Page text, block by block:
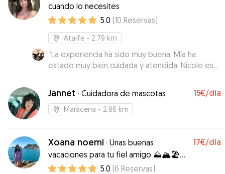
cuando lo necesites
5.0 (10 Reservas)
Atarfe - 2.79 km
“La experiencia ha sido muy buena, Mía ha
estado muy bien cuidada y atendida. Nicole es
genial.”
Jannet · Cuidadora de mascotas 15€/día
Maracena - 2.86 km
Xoana noemi · Unas buenas
vacaciones para tu fiel amigo ⛰🏔🏖🏕
🗻🌄
17€/día
5.0 (6 Reservas)